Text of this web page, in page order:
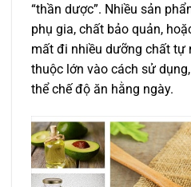
“thần dược”. Nhiều sản
phụ gia, chất bảo quản,
mất đi nhiều dưỡng chất tự
thuộc lớn vào cách sử
thể chế độ ăn hằng ngày.